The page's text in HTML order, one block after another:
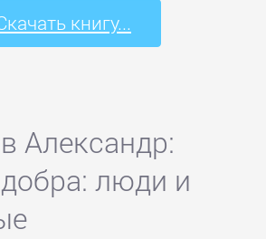
книгу...
Александр:
люди и